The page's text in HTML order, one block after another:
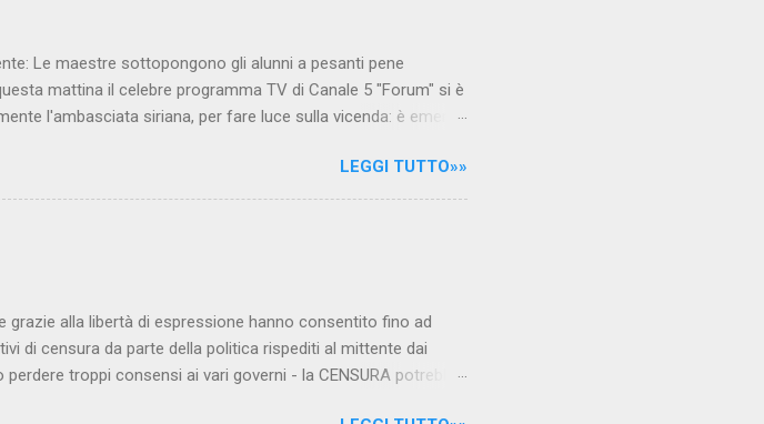
Le maestre sottopongono gli alunni a pesanti pene
mattina il celebre programma TV di Canale 5 "Forum" si è
l'ambasciata siriana, per fare luce sulla vicenda: è emerso
IL SERVIZIO . staff nocensura.com Condividi su Facebook
LEGGI TUTTO»»
alla libertà di espressione hanno consentito fino ad
di censura da parte della politica rispediti al mittente dai
troppi consensi ai vari governi - la CENSURA potrebbe